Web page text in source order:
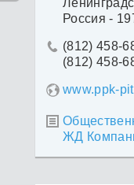
Россия -
 (812) 458-
(812) 458-
www.ppk-

ЖД